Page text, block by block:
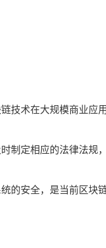
技术在大规模商业应
制定相应的法律法规
的安全，是当前区块